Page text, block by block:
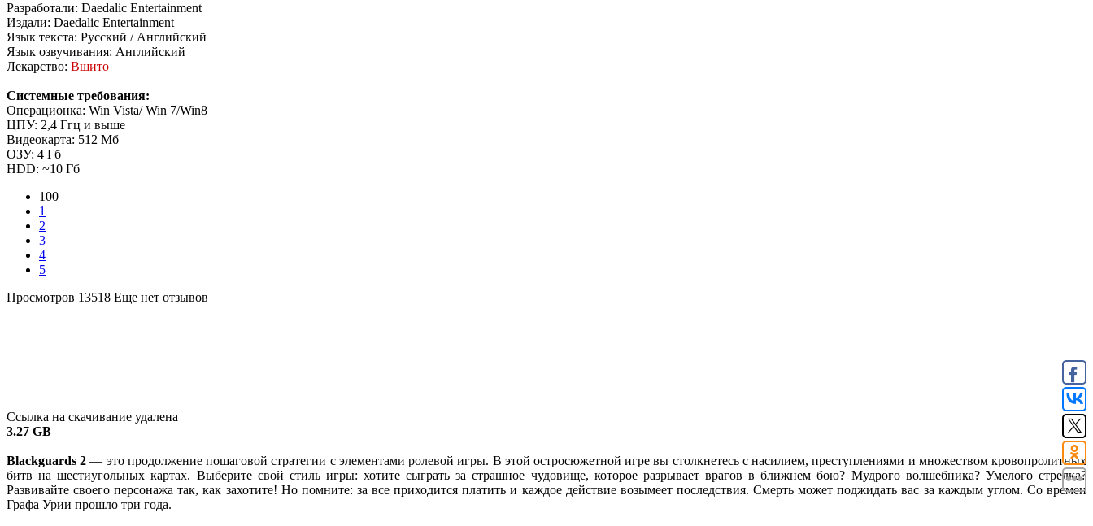
Разработали: Daedalic Entertainment
Издали: Daedalic Entertainment
Язык текста: Русский / Английский
Язык озвучивания: Английский
Лекарство: Вшито
Системные требования:
Операционка: Win Vista/ Win 7/Win8
ЦПУ: 2,4 Ггц и выше
Видеокарта: 512 Мб
ОЗУ: 4 Гб
HDD: ~10 Гб
100
1
2
3
4
5
Просмотров 13518 Еще нет отзывов
Ссылка на скачивание удалена
3.27 GB
Blackguards 2 — это продолжение пошаговой стратегии с элементами ролевой игры. В этой остросюжетной игре вы столкнетесь с насилием, преступлениями и множеством кровопролитных
битв на шестиугольных картах. Выберите свой стиль игры: хотите сыграть за страшное чудовище, которое разрывает врагов в ближнем бою? Мудрого волшебника? Умелого стрелка?
Развивайте своего персонажа так, как захотите! Но помните: за все приходится платить и каждое действие возымеет последствия. Смерть может поджидать вас за каждым углом. Со времен
Графа Урии прошло три года.